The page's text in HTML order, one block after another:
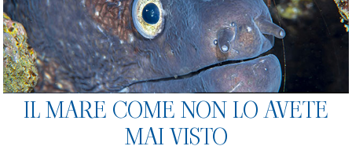
IL MARE COME NON LO AVETE
MAI VISTO